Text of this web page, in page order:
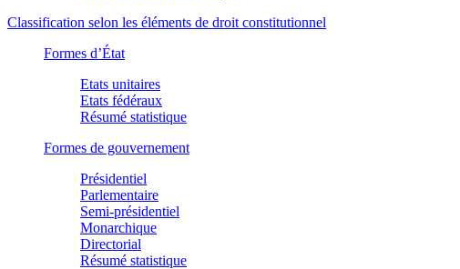
Classification selon les éléments de droit constitutionnel
Formes d’État
Etats unitaires
Etats fédéraux
Résumé statistique
Formes de gouvernement
Présidentiel
Parlementaire
Semi-présidentiel
Monarchique
Directorial
Résumé statistique